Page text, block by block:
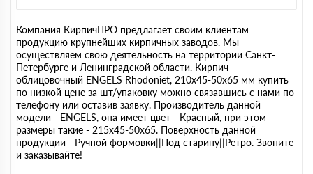
Компания КирпичПРО предлагает своим клиентам
продукцию крупнейших кирпичных заводов. Мы
осуществляем свою деятельность на территории Санкт-
Петербурге и Ленинградской области. Кирпич
облицовочный ENGELS Rhodoniet, 210х45-50х65 мм купить
по низкой цене за шт/упаковку можно связавшись с нами по
телефону или оставив заявку. Производитель данной
модели - ENGELS, она имеет цвет - Красный, при этом
размеры такие - 215х45-50х65. Поверхность данной
продукции - Ручной формовки||Под старину||Ретро. Звоните
и заказывайте!